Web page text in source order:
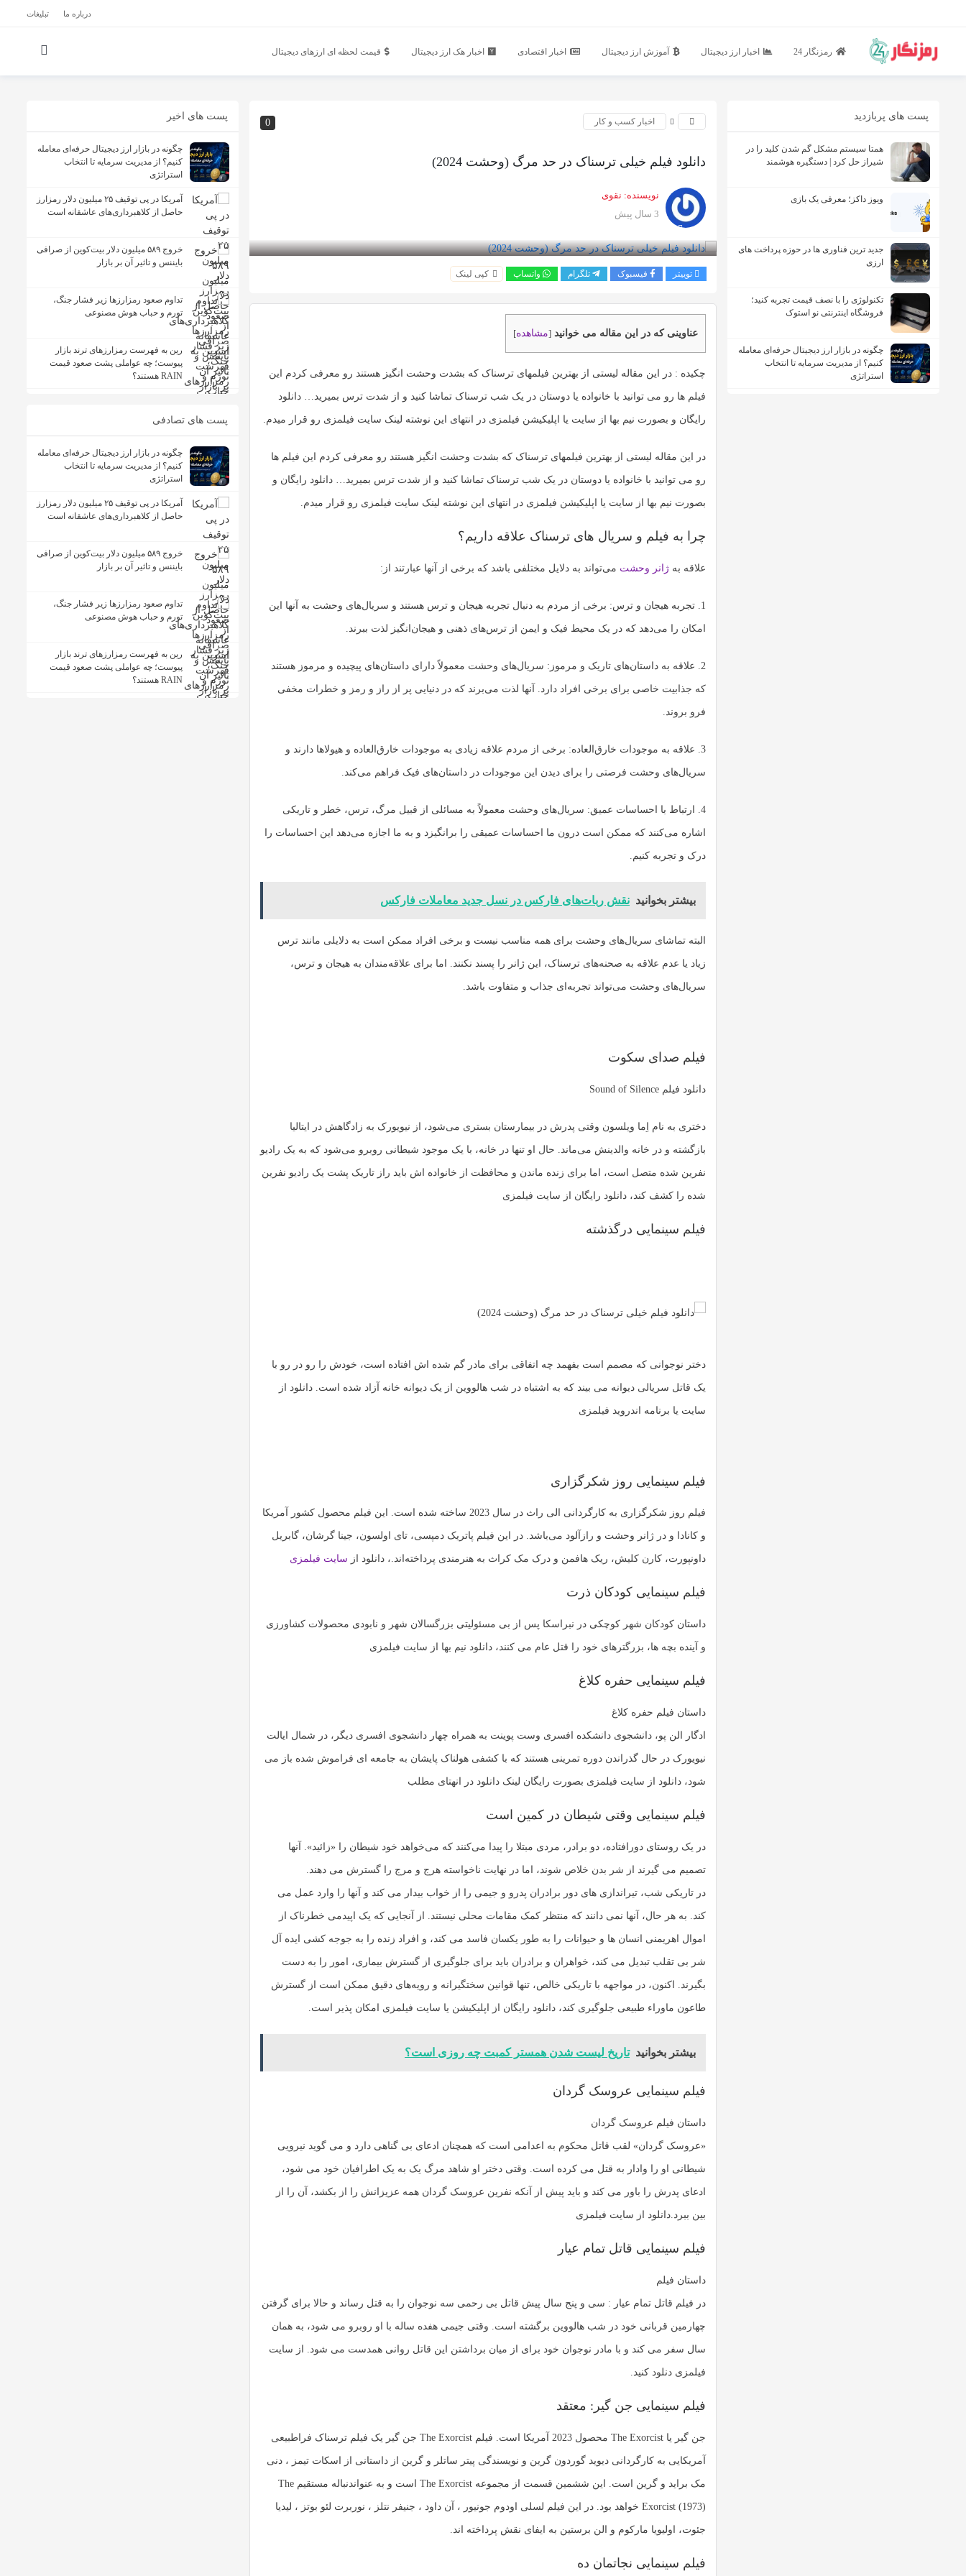
درباره ما تبلیغات
رمزنگار 24 اخبار ارز دیجیتال آموزش ارز دیجیتال اخبار اقتصادی اخبار هک ارز دیجیتال قیمت لحظه ای ارزهای دیجیتال
پست های پربازدید
همتا سیستم مشکل گم شدن کلید را در
شیراز حل کرد | دستگیره هوشمند
ویوز داکز؛ معرفی یک بازی
جدید ترین فناوری ها در حوزه پرداخت های
ارزی
تکنولوژی را با نصف قیمت تجربه کنید؛
فروشگاه اینترنتی نو استوک
چگونه در بازار ارز دیجیتال حرفه‌ای معامله
کنیم؟ از مدیریت سرمایه تا انتخاب
استراتژی
0 اخبار کسب و کار
دانلود فیلم خیلی ترسناک در حد مرگ (وحشت 2024)
نویسنده: نقوی
3 سال پیش
توییتر فیسبوک تلگرام واتساپ کپی لینک
عناوینی که در این مقاله می خوانید [مشاهده]
چکیده : در این مقاله لیستی از بهترین فیلمهای ترسناک که بشدت وحشت انگیز هستند رو معرفی کردم این
فیلم ها رو می توانید با خانواده یا دوستان در یک شب ترسناک تماشا کنید و از شدت ترس بمیرید… دانلود
رایگان و بصورت نیم بها از سایت یا اپلیکیشن فیلمزی در انتهای این نوشته لینک سایت فیلمزی رو قرار میدم.
در این مقاله لیستی از بهترین فیلمهای ترسناک که بشدت وحشت انگیز هستند رو معرفی کردم این فیلم ها
رو می توانید با خانواده یا دوستان در یک شب ترسناک تماشا کنید و از شدت ترس بمیرید… دانلود رایگان و
بصورت نیم بها از سایت یا اپلیکیشن فیلمزی در انتهای این نوشته لینک سایت فیلمزی رو قرار میدم.
چرا به فیلم و سریال های ترسناک علاقه داریم؟
علاقه به ژانر وحشت می‌تواند به دلایل مختلفی باشد که برخی از آنها عبارتند از:
1. تجربه هیجان و ترس: برخی از مردم به دنبال تجربه هیجان و ترس هستند و سریال‌های وحشت به آنها این
امکان را می‌دهد که در یک محیط فیک و ایمن از ترس‌های ذهنی و هیجان‌انگیز لذت ببرند.
2. علاقه به داستان‌های تاریک و مرموز: سریال‌های وحشت معمولاً دارای داستان‌های پیچیده و مرموز هستند
که جذابیت خاصی برای برخی افراد دارد. آنها لذت می‌برند که در دنیایی پر از راز و رمز و خطرات مخفی
فرو بروند.
3. علاقه به موجودات خارق‌العاده: برخی از مردم علاقه زیادی به موجودات خارق‌العاده و هیولاها دارند و
سریال‌های وحشت فرصتی را برای دیدن این موجودات در داستان‌های فیک فراهم می‌کند.
4. ارتباط با احساسات عمیق: سریال‌های وحشت معمولاً به مسائلی از قبیل مرگ، ترس، خطر و تاریکی
اشاره می‌کنند که ممکن است درون ما احساسات عمیقی را برانگیزد و به ما اجازه می‌دهد این احساسات را
درک و تجربه کنیم.
بیشتر بخوانید نقش ربات‌های فارکس در نسل جدید معاملات فارکس
البته تماشای سریال‌های وحشت برای همه مناسب نیست و برخی افراد ممکن است به دلایلی مانند ترس
زیاد یا عدم علاقه به صحنه‌های ترسناک، این ژانر را پسند نکنند. اما برای علاقه‌مندان به هیجان و ترس،
سریال‌های وحشت می‌تواند تجربه‌ای جذاب و متفاوت باشد.
فیلم صدای سکوت
دانلود فیلم Sound of Silence
دختری به نام اِما ویلسون وقتی پدرش در بیمارستان بستری می‌شود، از نیویورک به زادگاهش در ایتالیا
بازگشته و در خانه والدینش می‌ماند. حال او تنها در خانه، با یک موجود شیطانی روبرو می‌شود که به یک رادیو
نفرین شده متصل است، اما برای زنده ماندن و محافظت از خانواده اش باید راز تاریک پشت یک رادیو نفرین
شده را کشف کند، دانلود رایگان از سایت فیلمزی
فیلم سینمایی درگذشته
دختر نوجوانی که مصمم است بفهمد چه اتفاقی برای مادر گم شده اش افتاده است، خودش را رو در رو با
یک قاتل سریالی دیوانه می بیند که به اشتباه در شب هالووین از یک دیوانه خانه آزاد شده است. دانلود از
سایت یا برنامه اندروید فیلمزی
فیلم سینمایی روز شکرگزاری
فیلم روز شکرگزاری به کارگردانی الی راث در سال 2023 ساخته شده است. این فیلم محصول کشور آمریکا
و کانادا و در ژانر وحشت و رازآلود می‌باشد. در این فیلم پاتریک دمپسی، تای اولسون، جینا گرشان، گابریل
داونپورت، کارن کلیش، ریک هافمن و درک مک کراث به هنرمندی پرداخته‌اند.، دانلود از سایت فیلمزی
فیلم سینمایی کودکان ذرت
داستان کودکان شهر کوچکی در نبراسکا پس از بی مسئولیتی بزرگسالان شهر و نابودی محصولات کشاورزی
و آینده بچه ها، بزرگترهای خود را قتل عام می کنند، دانلود نیم بها از سایت فیلمزی
فیلم سینمایی حفره کلاغ
داستان فیلم حفره کلاغ
ادگار الن پو، دانشجوی دانشکده افسری وست پوینت به همراه چهار دانشجوی افسری دیگر، در شمال ایالت
نیویورک در حال گذراندن دوره تمرینی هستند که با کشفی هولناک پایشان به جامعه ای فراموش شده باز می
شود، دانلود از سایت فیلمزی بصورت رایگان لینک دانلود در انهتای مطلب
فیلم سینمایی وقتی شیطان در کمین است
در یک روستای دورافتاده، دو برادر، مردی مبتلا را پیدا می‌کنند که می‌خواهد خود شیطان را «زائید». آنها
تصمیم می گیرند از شر بدن خلاص شوند، اما در نهایت ناخواسته هرج و مرج را گسترش می دهند.
در تاریکی شب، تیراندازی های دور برادران پدرو و جیمی را از خواب بیدار می کند و آنها را وارد عمل می
کند. به هر حال، آنها نمی دانند که منتظر کمک مقامات محلی نیستند. از آنجایی که یک اپیدمی خطرناک از
اموال اهریمنی انسان ها و حیوانات را به طور یکسان فاسد می کند، و افراد زنده را به جوجه کشی ایده آل
شر بی تقلب تبدیل می کند، خواهران و برادران باید برای جلوگیری از گسترش بیماری، امور را به دست
بگیرند. اکنون، در مواجهه با تاریکی خالص، تنها قوانین سختگیرانه و رویه‌های دقیق ممکن است از گسترش
طاعون ماوراء طبیعی جلوگیری کند، دانلود رایگان از اپلیکیشن یا سایت فیلمزی امکان پذیر است.
بیشتر بخوانید تاریخ لیست شدن همستر کمبت چه روزی است؟
فیلم سینمایی عروسک گردان
داستان فیلم عروسک گردان
«عروسک گردان» لقب قاتل محکوم به اعدامی است که همچنان ادعای بی گناهی دارد و می گوید نیرویی
شیطانی او را وادار به قتل می کرده است. وقتی دختر او شاهد مرگ یک به یک اطرافیان خود می شود،
ادعای پدرش را باور می کند و باید پیش از آنکه نفرین عروسک گردان همه عزیزانش را از بکشد، آن را از
بین ببرد.دانلود از سایت فیلمزی
فیلم سینمایی قاتل تمام عیار
داستان فیلم
در فیلم قاتل تمام عیار : سی و پنج سال پیش قاتل بی رحمی سه نوجوان را به قتل رساند و حالا برای گرفتن
چهارمین قربانی خود در شب هالووین برگشته است. وقتی جیمی هفده ساله با او روبرو می شود، به همان
سال سفر می کند و با مادر نوجوان خود برای از میان برداشتن این قاتل روانی همدست می شود. از سایت
فیلمزی دنلود کنید.
فیلم سینمایی جن گیر: معتقد
جن گیر یا The Exorcist محصول 2023 آمریکا است. فیلم The Exorcist جن گیر یک فیلم ترسناک فراطبیعی
آمریکایی به کارگردانی دیوید گوردون گرین و نویسندگی پیتر ساتلر و گرین از داستانی از اسکات تیمز ، دنی
مک براید و گرین است. این ششمین قسمت از مجموعه The Exorcist است و به عنواندنباله مستقیم The
Exorcist (1973) خواهد بود. در این فیلم لسلی اودوم جونیور ، آن داود ، جنیفر نتلز ، نوربرت لئو بوتز ، لیدیا
جئوت، اولیویا مارکوم و الن برستین به ایفای نقش پرداخته اند.
فیلم سینمایی نجاتمان ده
پست های اخیر
چگونه در بازار ارز دیجیتال حرفه‌ای معامله
کنیم؟ از مدیریت سرمایه تا انتخاب
استراتژی
آمریکا در پی توقیف ۲۵ میلیون دلار رمزارز
حاصل از کلاهبرداری‌های عاشقانه است
خروج ۵۸۹ میلیون دلار بیت‌کوین از صرافی
بایننس و تاثیر آن بر بازار
تداوم صعود رمزارزها زیر فشار جنگ،
تورم و حباب هوش مصنوعی
رین به فهرست رمزارزهای ترند بازار
پیوست؛ چه عواملی پشت صعود قیمت
RAIN هستند؟
پست های تصادفی
چگونه در بازار ارز دیجیتال حرفه‌ای معامله
کنیم؟ از مدیریت سرمایه تا انتخاب
استراتژی
آمریکا در پی توقیف ۲۵ میلیون دلار رمزارز
حاصل از کلاهبرداری‌های عاشقانه است
خروج ۵۸۹ میلیون دلار بیت‌کوین از صرافی
بایننس و تاثیر آن بر بازار
تداوم صعود رمزارزها زیر فشار جنگ،
تورم و حباب هوش مصنوعی
رین به فهرست رمزارزهای ترند بازار
پیوست؛ چه عواملی پشت صعود قیمت
RAIN هستند؟